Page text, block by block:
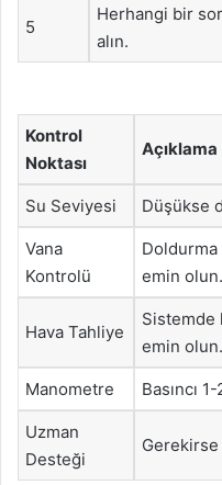
5
Herhangi bir
alın.
Kontrol
Noktası
Açıklama
Su Seviyesi Düşükse
Vana
Kontrolü
Doldurma
emin olun.
Hava Tahliye
Sistemde
emin olun.
Manometre Basıncı
Uzman
Desteği
Gerekirse